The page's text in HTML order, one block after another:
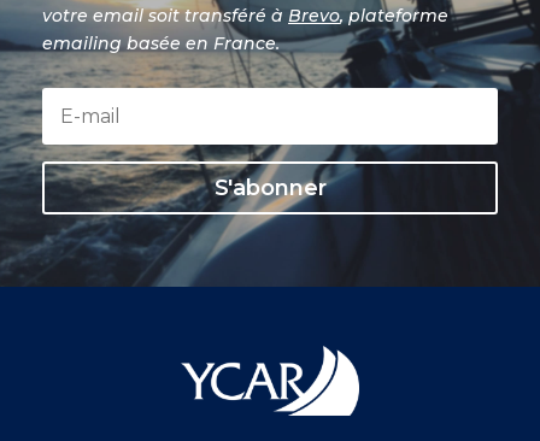
votre email soit transféré à Brevo, plateforme
emailing basée en France.
S'abonner